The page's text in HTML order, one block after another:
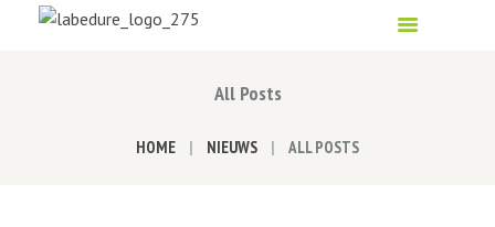
All Posts
HOME NIEUWS ALL POSTS